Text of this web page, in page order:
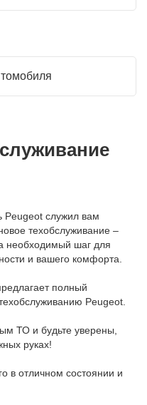
Peugeot служил вам
техобслуживание –
необходимый шаг для
и вашего комфорта.
полный
Peugeot.
ТО и будьте уверены,
руках!
в отличном состоянии и